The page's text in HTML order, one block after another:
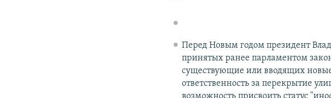
Перед Новым годом президент
принятых ранее парламентом
существующие или вводящих новые
ответственность за перекрытие